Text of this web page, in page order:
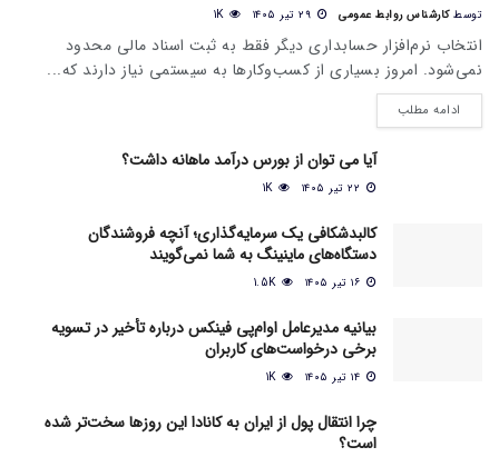
توسط کارشناس روابط عمومی 1K
انتخاب نرم‌افزار حسابداری دیگر فقط به ثبت اسناد مالی محدود
نمی‌شود. امروز بسیاری از کسب‌وکارها به سیستمی نیاز دارند که...
ادامه مطلب
آیا می‌ توان از بورس درآمد ماهانه داشت؟
1K
کالبدشکافی یک سرمایه‌گذاری؛ آنچه فروشندگان
دستگاه‌های ماینینگ به شما نمی‌گویند
1.5K
بیانیه مدیرعامل او‌ام‌پی فینکس درباره تأخیر در تسویه
برخی درخواست‌های کاربران
1K
چرا انتقال پول از ایران به کانادا این روزها سخت‌تر شده
است؟